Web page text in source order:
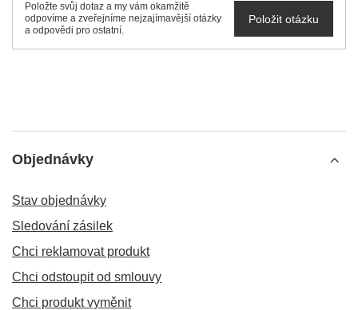
Položte svůj dotaz a my vám okamžitě
odpovíme a zveřejníme nejzajímavější otázky
a odpovědi pro ostatní.
Položit otázku
Objednávky
Stav objednávky
Sledování zásilek
Chci reklamovat produkt
Chci odstoupit od smlouvy
Chci produkt vyměnit